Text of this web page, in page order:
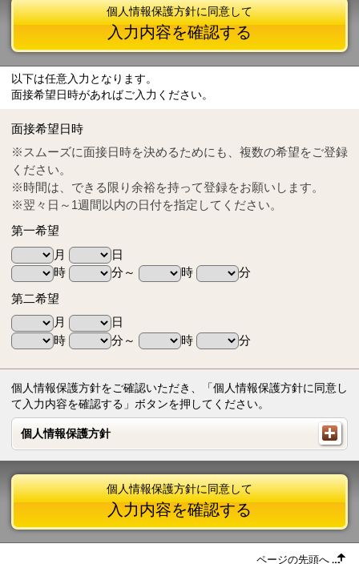
Tel
0570-55-0314
個人情報保護方針に同意して
入力内容を確認する
以下は任意入力となります。
面接希望日時があればご入力ください。
面接希望日時
※スムーズに面接日時を決めるためにも、複数の希望をご登録
ください。
※時間は、できる限り余裕を持って登録をお願いします。
※翌々日～1週間以内の日付を指定してください。
第一希望
月
日
時
分～ 時
分
第二希望
月
日
時
分～ 時 分
個人情報保護方針をご確認いただき、「個人情報保護方針に同意し
て入力内容を確認する」ボタンを押してください。
個人情報保護方針
個人情報保護方針
個人情報保護方針に同意して
入力内容を確認する
ページの先頭へ